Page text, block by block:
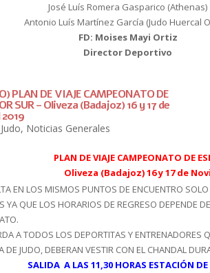
José Luís Romera Gasparico (Athenas)
Antonio Luís Martínez García (Judo Huercal
FD: Moises Mayi Ortiz
Director Deportivo
PLAN DE VIAJE CAMPEONATO DE
SUR – Oliveza (Badajoz) 16 y 17 de
Judo, Noticias Generales
PLAN DE VIAJE CAMPEONATO DE
Oliveza (Badajoz) 16 y 17 de
EN LOS MISMOS PUNTOS DE ENCUENTRO
YA QUE LOS HORARIOS DE REGRESO DEPENDE
A TODOS LOS DEPORTITAS Y ENTRENADORES
DE JUDO, DEBERAN VESTIR CON EL CHANDAL
SALIDA A LAS 11,30 HORAS ESTACIÓN